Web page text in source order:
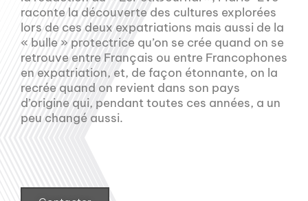
raconte la découverte des cultures explorées
lors de ces deux expatriations mais aussi de la
« bulle » protectrice qu’on se crée quand on se
retrouve entre Français ou entre Francophones
en expatriation, et, de façon étonnante, on la
recrée quand on revient dans son pays
d’origine qui, pendant toutes ces années, a un
peu changé aussi.